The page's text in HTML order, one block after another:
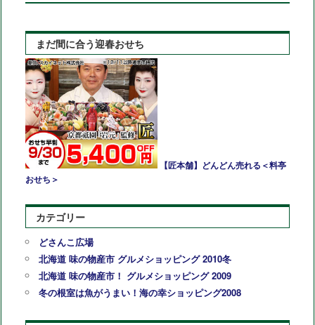
まだ間に合う迎春おせち
【匠本舗】どんどん売れる＜料亭
おせち＞
カテゴリー
どさんこ広場
北海道 味の物産市 グルメショッピング 2010冬
北海道 味の物産市！ グルメショッピング 2009
冬の根室は魚がうまい！海の幸ショッピング2008